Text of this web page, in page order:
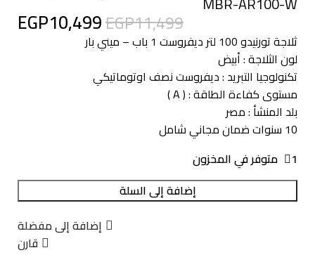
EGP11,499
EGP10,499
ثلاجة تورنيدو 100 لتر ديفروست 1 باب – ميني بار
لون الثلاجة : أبيض
تكنولوجيا التبريد : ديفروست نصف اوتوماتيكي
مستوى كفاءة الطاقة : ( A )
بلد المنشأ : مصر
10 سنوات ضمان مجاني شامل
1 متوفر في المخزون
إضافة إلى السلة
إضافة إلى مفضلة
قارن